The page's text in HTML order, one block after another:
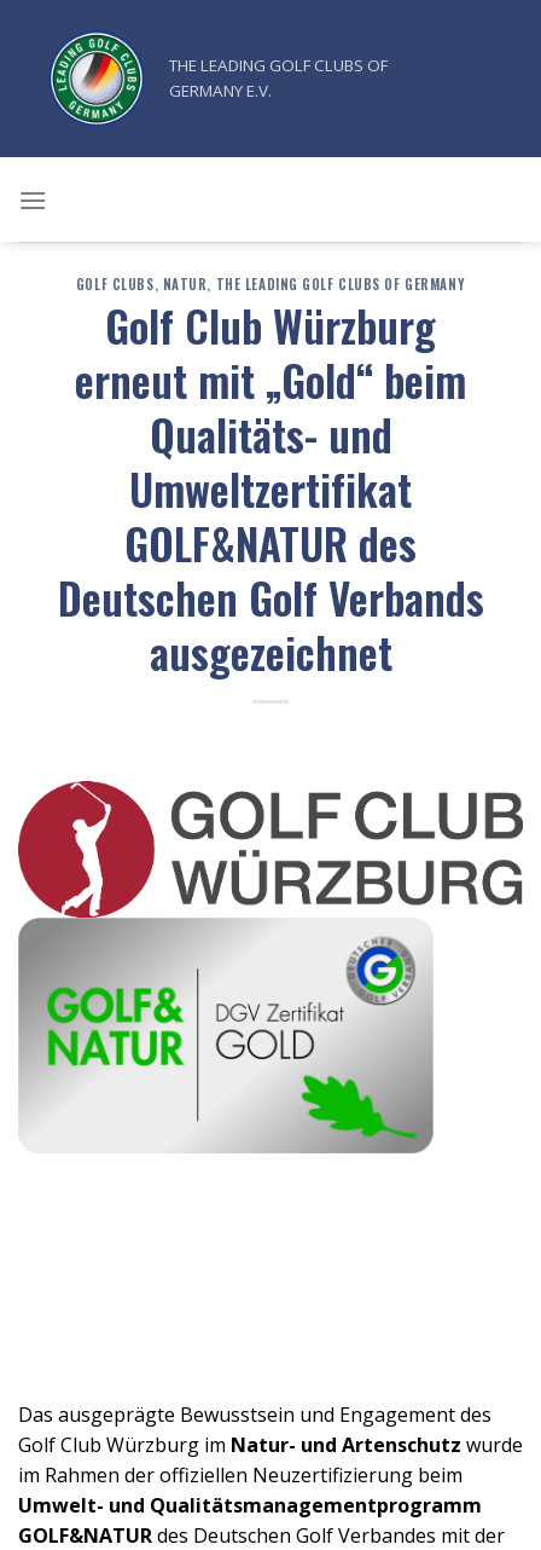
springen
THE LEADING GOLF CLUBS OF
GERMANY E.V.
GOLF CLUBS, NATUR, THE LEADING GOLF CLUBS OF GERMANY
Golf Club Würzburg
erneut mit „Gold“ beim
Qualitäts- und
Umweltzertifikat
GOLF&NATUR des
Deutschen Golf Verbands
ausgezeichnet
Das ausgeprägte Bewusstsein und Engagement des
Golf Club Würzburg im Natur- und Artenschutz wurde
im Rahmen der offiziellen Neuzertifizierung beim
Umwelt- und Qualitätsmanagementprogramm
GOLF&NATURdes Deutschen Golf Verbandes mit der